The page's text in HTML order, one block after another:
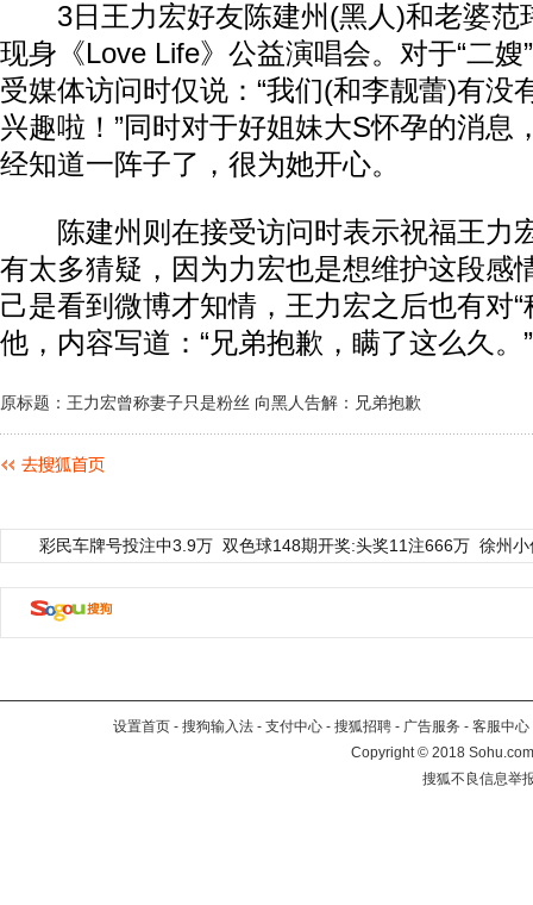
3日王力宏好友陈建州(黑人)和老婆范
现身《Love Life》公益演唱会。对于“二嫂
受媒体访问时仅说：“我们(和李靓蕾)有没
兴趣啦！”同时对于好姐妹大S怀孕的消息
经知道一阵子了，很为她开心。
陈建州则在接受访问时表示祝福王力
有太多猜疑，因为力宏也是想维护这段感
己是看到微博才知情，王力宏之后也有对“
他，内容写道：“兄弟抱歉，瞒了这么久。”
原标题：王力宏曾称妻子只是粉丝 向黑人告解：兄弟抱歉
彩民车牌号投注中3.9万 双色球148期开奖:头奖11注666万 徐州
设置首页 - 搜狗输入法 - 支付中心 - 搜狐招聘 - 广告服务 - 客服中心
Copyright©2018
搜狐不良信息举